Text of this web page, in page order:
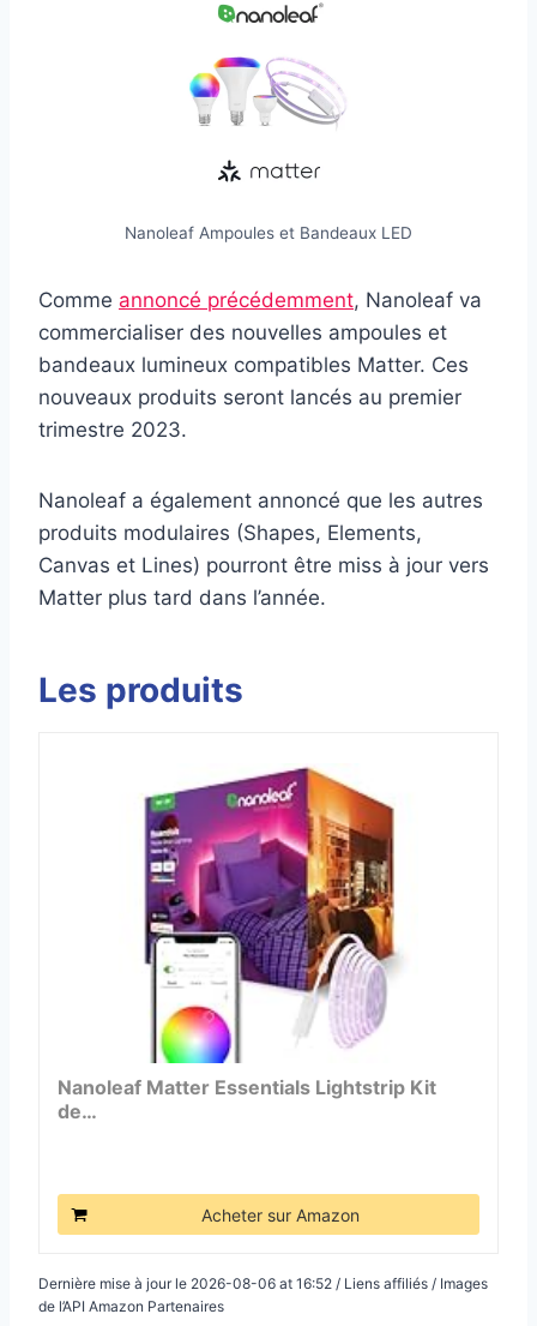
Nanoleaf Ampoules et Bandeaux LED
Comme annoncé précédemment, Nanoleaf va
commercialiser des nouvelles ampoules et
bandeaux lumineux compatibles Matter. Ces
nouveaux produits seront lancés au premier
trimestre 2023.
Nanoleaf a également annoncé que les autres
produits modulaires (Shapes, Elements,
Canvas et Lines) pourront être miss à jour vers
Matter plus tard dans l’année.
Les produits
Nanoleaf Matter Essentials Lightstrip Kit
de…
Acheter sur Amazon
Dernière mise à jour le 2026-08-06 at 16:52 / Liens affiliés / Images
de l’API Amazon Partenaires